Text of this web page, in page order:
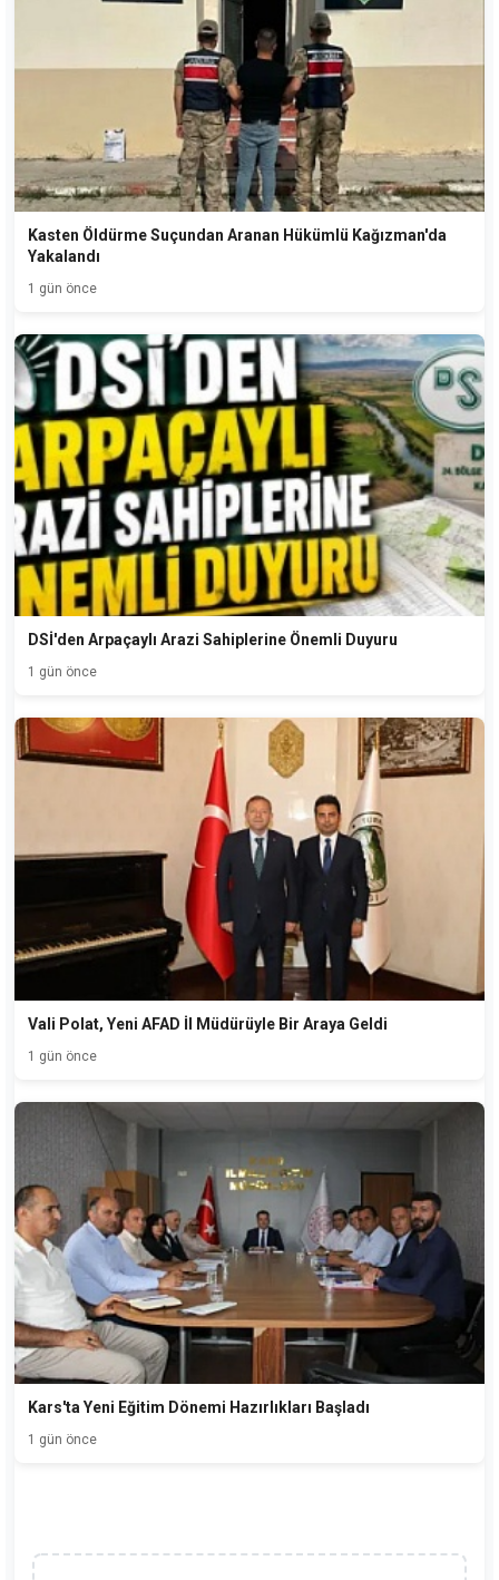
Kasten Öldürme Suçundan Aranan Hükümlü Kağızman'da
Yakalandı
1 gün önce
DSİ'den Arpaçaylı Arazi Sahiplerine Önemli Duyuru
1 gün önce
Vali Polat, Yeni AFAD İl Müdürüyle Bir Araya Geldi
1 gün önce
Kars'ta Yeni Eğitim Dönemi Hazırlıkları Başladı
1 gün önce